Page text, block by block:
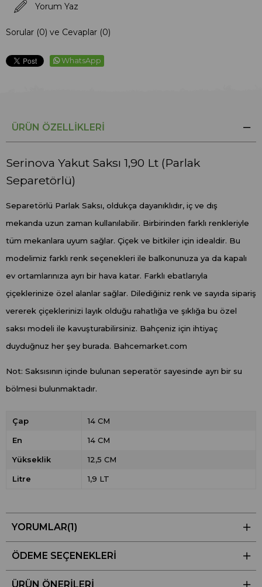
Yorum Yaz
Sorular (0) ve Cevaplar (0)
WhatsApp
ÜRÜN ÖZELLIKLERI
Serinova Yakut Saksı 1,90 Lt (Parlak
Separetörlü)
Separetörlü Parlak Saksı, oldukça dayanıklıdır, iç ve dış
mekanda uzun zaman kullanılabilir. Birbirinden farklı renkleriyle
tüm mekanlara uyum sağlar. Çiçek ve bitkiler için idealdir. Bu
modelimiz farklı renk seçenekleri ile balkonunuza ya da kapalı
ev ortamlarınıza ayrı bir hava katar. Farklı ebatlarıyla
çiçeklerinize özel alanlar sağlar. Dilediğiniz renk ve sayıda sipariş
vererek çiçeklerinizi layık olduğu rahatlığa ve şıklığa bu özel
saksı modeli ile kavuşturabilirsiniz. Bahçeniz için ihtiyaç
duyduğnuz her şey burada. Bahcemarket.com
Not: Saksısının içinde bulunan seperatör sayesinde ayrı bir su
bölmesi bulunmaktadır.
Çap 14 CM
En 14 CM
Yükseklik 12,5 CM
Litre 1,9 LT
YORUMLAR(1)
ÖDEME SEÇENEKLERI
ÜRÜN ÖNERILERI